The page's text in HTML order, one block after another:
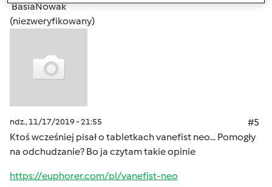
BasiaNowak
(niezweryfikowany)
ndz., 11/17/2019 - 21:55
#5
Ktoś wcześniej pisał o tabletkach vanefist neo... Pomogły
na odchudzanie? Bo ja czytam takie opinie
https://euphorer.com/pl/vanefist-neo